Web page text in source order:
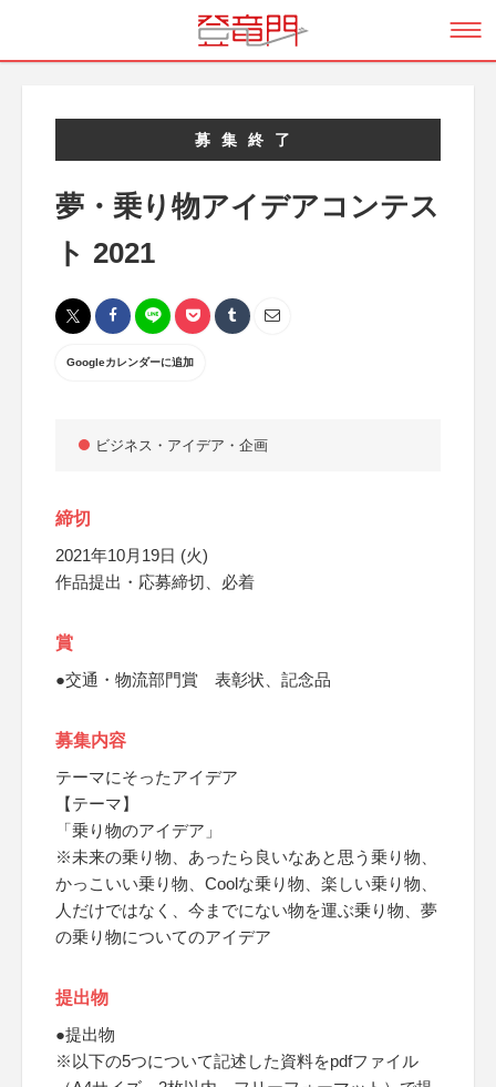
募集終了
夢・乗り物アイデアコンテス
ト 2021
Googleカレンダーに追加
ビジネス・アイデア・企画
締切
2021年10月19日 (火)
作品提出・応募締切、必着
賞
●交通・物流部門賞 表彰状、記念品
募集内容
テーマにそったアイデア
【テーマ】
「乗り物のアイデア」
※未来の乗り物、あったら良いなあと思う乗り物、
かっこいい乗り物、Coolな乗り物、楽しい乗り物、
人だけではなく、今までにない物を運ぶ乗り物、夢
の乗り物についてのアイデア
提出物
●提出物
※以下の5つについて記述した資料をpdfファイル